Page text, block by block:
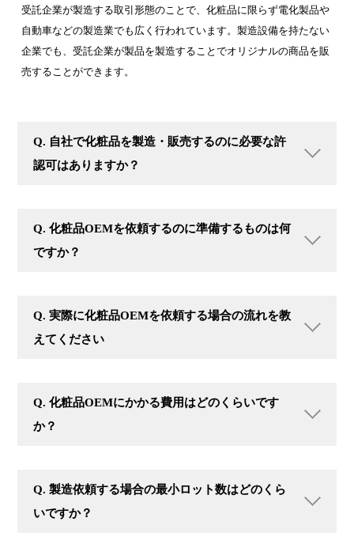
受託企業が製造する取引形態のことで、化粧品に限らず電化製品や
自動車などの製造業でも広く行われています。製造設備を持たない
企業でも、受託企業が製品を製造することでオリジナルの商品を販
売することができます。
Q. 自社で化粧品を製造・販売するのに必要な許
認可はありますか？
Q. 化粧品OEMを依頼するのに準備するものは何
ですか？
Q. 実際に化粧品OEMを依頼する場合の流れを教
えてください
Q. 化粧品OEMにかかる費用はどのくらいです
か？
Q. 製造依頼する場合の最小ロット数はどのくら
いですか？